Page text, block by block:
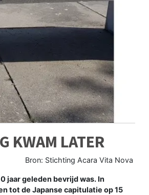
KWAM LATER
Bron: Stichting Acara Vita Nova
jaar geleden bevrijd was. In
tot de Japanse capitulatie op 15